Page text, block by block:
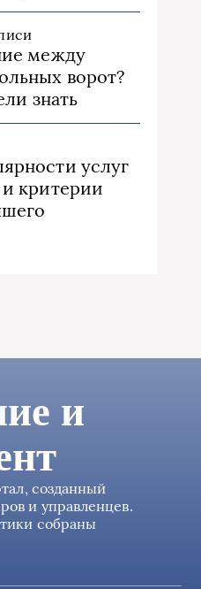
между
ворот?
знать
услуг
критерии
и
созданный
и управленцев.
собраны